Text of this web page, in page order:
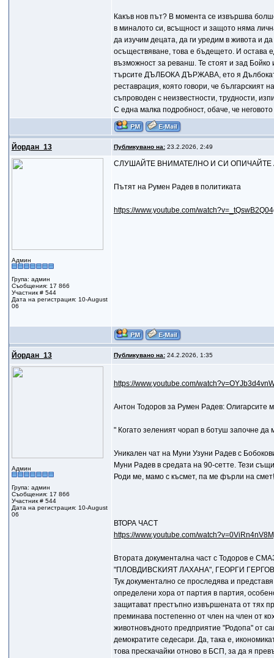
Какъв нов път? В момента се извършва
в миналото си, всъщност и защото няма
да изучим децата, да ги уредим в живота и
осъществяване, това е бъдещето. И остава
възможност за реванш. Те стоят и зад
търсите ДЪЛБОКА ДЪРЖАВА, ето я
реставрация, която говори, че
съпроводен с неизвестности, трудности,
С една малка подробност, обаче, че
Йордан_13 Публикувано на:23.2.2026, 2:49
Админ
Група: админ
Съобщения: 17 866
Участник # 544
Дата на регистрация: 10-August
06
СЛУШАЙТЕ ВНИМАТЕЛНО И СИ ОПИЧАЙТЕ
Пътят на Румен Радев в политиката
https://www.youtube.com/
Йордан_13 Публикувано на:24.2.2026, 1:35
Админ
Група: админ
Съобщения: 17 866
Участник # 544
Дата на регистрация: 10-August
06
https://www.youtube.com/
Антон Тодоров за Румен Радев: Олигарсите
" Когато зеленият чорап в ботуш започне да
Уникален чат на Муни Узуни Радев с
Муни Радев в средата на 90-сетте. Тези
Роди ме, мамо с късмет, па ме фърли на
ВТОРА ЧАСТ
https://www.youtube.com/
Втората документална част с Тодоров
"ПЛОВДИВСКИЯТ ЛАХАНА", ГЕОРГИ
Тук документално се проследява и
определени хора от партия в партия,
защитават престъпно извършената от тях
преминава постепенно от член на член от
животновъдното предприятие "Родопа" от
демократите седесари. Да, така е,
това прескачайки отново в БСП, за да я